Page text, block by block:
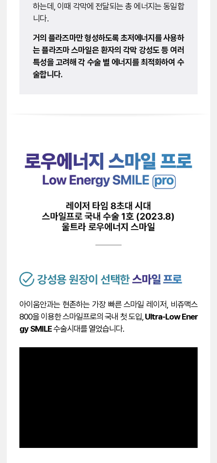
하는데, 이때 각막에 전달되는 총 에너지는 동일합
니다.
거의 플라즈마만 형성하도록 초저에너지를 사용하
는 플라즈마 스마일은 환자의 각막 강성도 등 여러
특성을 고려해 각 수술 별 에너지를 최적화하여 수
술합니다.
아이움안과는 현존하는 가장 빠른 스마일 레이저, 비쥬맥스
800을 이용한 스마일프로의 국내 첫 도입, Ultra-Low Ener
gy SMILE수술시대를 열었습니다.